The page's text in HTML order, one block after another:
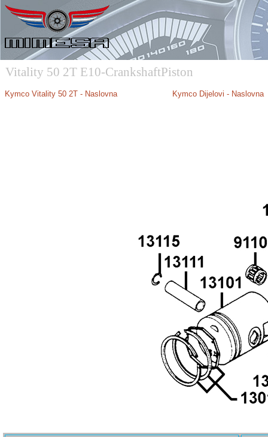
Vitality 50 2T E10-CrankshaftPiston
Kymco Vitality 50 2T - Naslovna Kymco Dijelovi - Naslovna